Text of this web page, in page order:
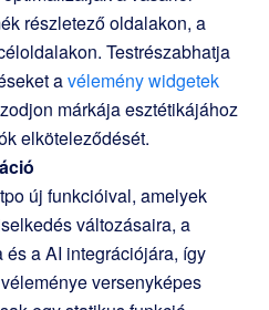
részletező oldalakon, a
Testrészabhatja
avélemény widgetek
márkája esztétikájához
elköteleződését.
új funkcióival, amelyek
változásaira, a
a AI integrációjára, így
versenyképes